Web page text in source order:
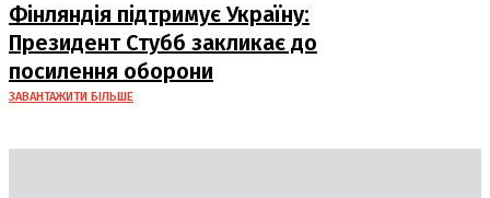
Фінляндія підтримує Україну:
Президент Стубб закликає до
посилення оборони
ЗАВАНТАЖИТИ БІЛЬШЕ